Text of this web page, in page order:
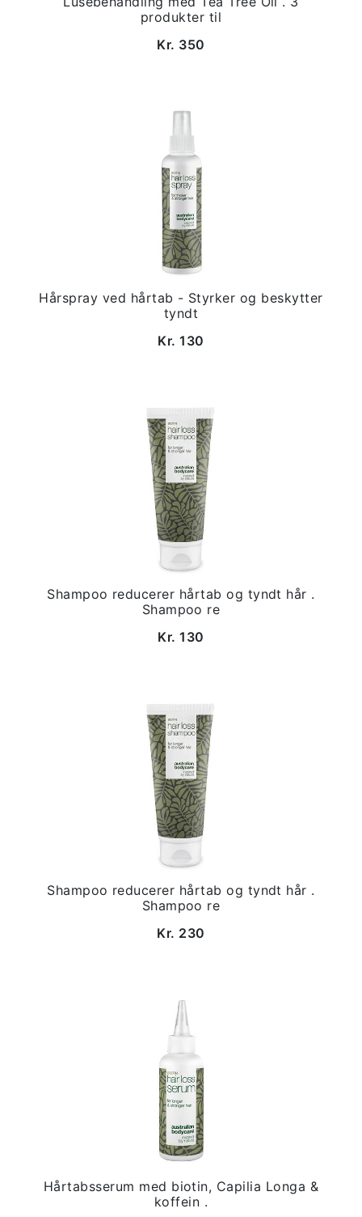
produkter til
Kr. 350
Hårspray ved hårtab - Styrker og beskytter
tyndt
Kr. 130
Shampoo reducerer hårtab og tyndt hår .
Shampoo re
Kr. 130
Shampoo reducerer hårtab og tyndt hår .
Shampoo re
Kr. 230
Hårtabsserum med biotin, Capilia Longa &
koffein .